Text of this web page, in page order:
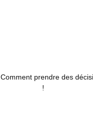
Comment prendre des
!